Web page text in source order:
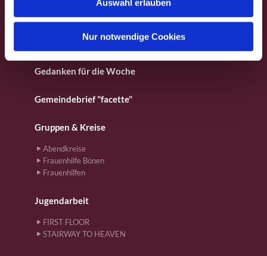
Auswahl erlauben
Nur notwendige Cookies
Für Kinder
Gedanken für die Woche
Gemeindebrief "facette"
Gruppen & Kreise
Abendkreise
Frauenhilfe Bönen
Frauenhilfen
Jugendarbeit
FIRST FLOOR
STAIRWAY TO HEAVEN